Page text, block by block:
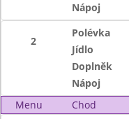
Nápoj
2
Polévka
Jídlo
Doplněk
Nápoj
Menu
Chod